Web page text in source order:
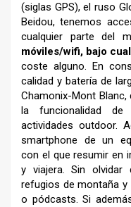
(siglas GPS), el ruso
Beidou, tenemos
cualquier parte del
móviles/wifi, bajo
coste alguno. En
calidad y batería de
Chamonix-Mont
la funcionalidad
actividades outdoor.
smartphone de un
con el que resumir en
y viajera. Sin
refugios de montaña
o pódcasts. Si